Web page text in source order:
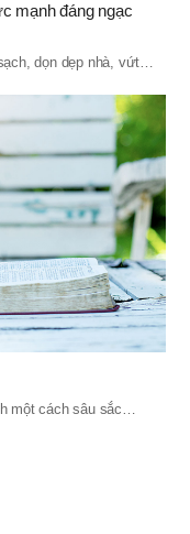
mạnh đáng ngạc
dọn dẹp nhà, vứt…
một cách sâu sắc…